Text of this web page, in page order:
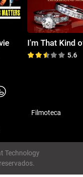
5.6
Filmoteca
Technology